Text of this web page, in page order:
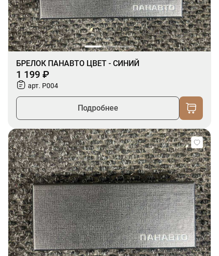
БРЕЛОК ПАНАВТО ЦВЕТ - СИНИЙ
1 199 ₽
арт. P004
Подробнее